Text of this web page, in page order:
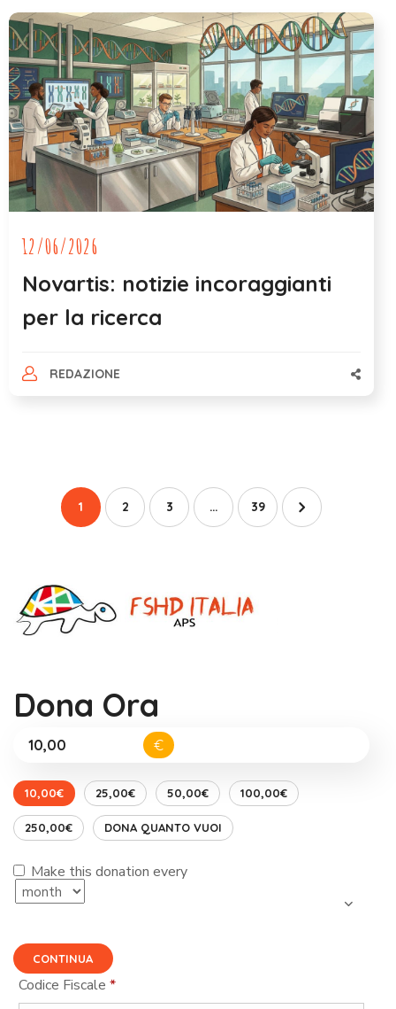
12/06/2026
Novartis: notizie incoraggianti
per la ricerca
REDAZIONE
1 2 3 … 39
Dona Ora
€
10,00€ 25,00€ 50,00€ 100,00€
250,00€ DONA QUANTO VUOI
Make this donation every
CONTINUA
Codice Fiscale*